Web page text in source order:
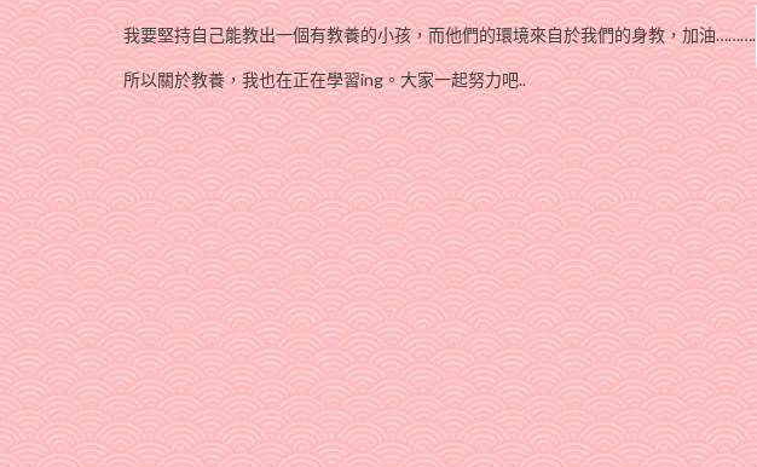
我要堅持自己能教出一個有教養的小孩，而他們的環境來自於我們的身教，加油……….
所以關於教養，我也在正在學習ing。大家一起努力吧..